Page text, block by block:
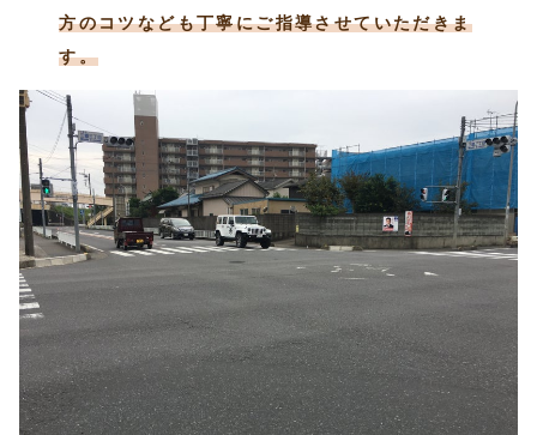
方のコツなども丁寧にご指導させていただきま
す。